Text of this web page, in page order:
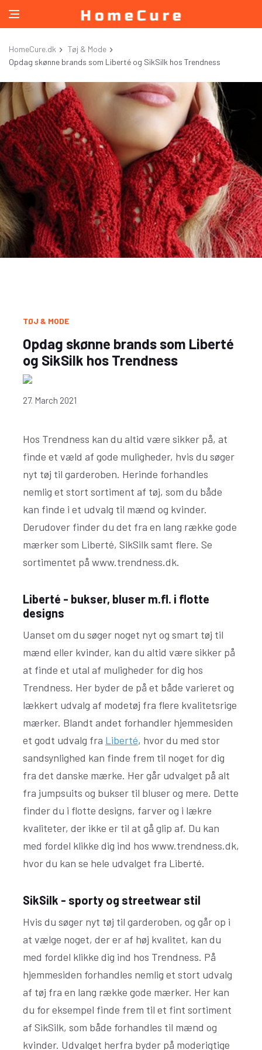
HomeCure.dk
Tøj & Mode
Opdag skønne brands som Liberté og SikSilk hos Trendness
TØJ & MODE
Opdag skønne brands som Liberté
og SikSilk hos Trendness
27. March 2021
Hos Trendness kan du altid være sikker på, at
finde et væld af gode muligheder, hvis du søger
nyt tøj til garderoben. Herinde forhandles
nemlig et stort sortiment af tøj, som du både
kan finde i et udvalg til mænd og kvinder.
Derudover finder du det fra en lang række gode
mærker som Liberté, SikSilk samt flere. Se
sortimentet på www.trendness.dk.
Liberté - bukser, bluser m.fl. i flotte
designs
Uanset om du søger noget nyt og smart tøj til
mænd eller kvinder, kan du altid være sikker på
at finde et utal af muligheder for dig hos
Trendness. Her byder de på et både varieret og
lækkert udvalg af modetøj fra flere kvalitetsrige
mærker. Blandt andet forhandler hjemmesiden
et godt udvalg fra Liberté, hvor du med stor
sandsynlighed kan finde frem til noget for dig
fra det danske mærke. Her går udvalget på alt
fra jumpsuits og bukser til bluser og mere. Dette
finder du i flotte designs, farver og i lækre
kvaliteter, der ikke er til at gå glip af. Du kan
med fordel klikke dig ind hos www.trendness.dk,
hvor du kan se hele udvalget fra Liberté.
SikSilk - sporty og streetwear stil
Hvis du søger nyt tøj til garderoben, og går op i
at vælge noget, der er af høj kvalitet, kan du
med fordel klikke dig ind hos Trendness. På
hjemmesiden forhandles nemlig et stort udvalg
af tøj fra en lang række gode mærker. Her kan
du for eksempel finde frem til et fint sortiment
af SikSilk, som både forhandles til mænd og
kvinder. Udvalget herfra byder på moderigtige